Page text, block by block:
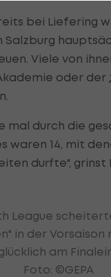
bei Liefering
Salzburg
Viele von
oder der
mal durch die
waren 14, mit
durfte", grinst
League
in der Vorsaison
am
Foto: ©GEPA